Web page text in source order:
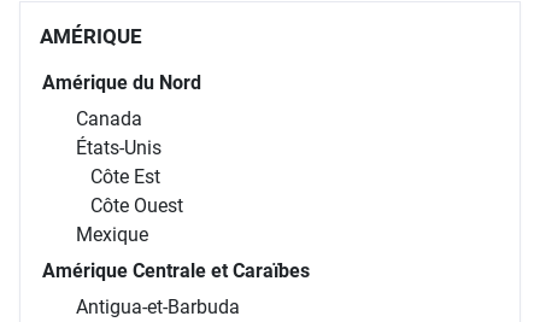
AMÉRIQUE
Amérique du Nord
Canada
États-Unis
Côte Est
Côte Ouest
Mexique
Amérique Centrale et Caraïbes
Antigua-et-Barbuda